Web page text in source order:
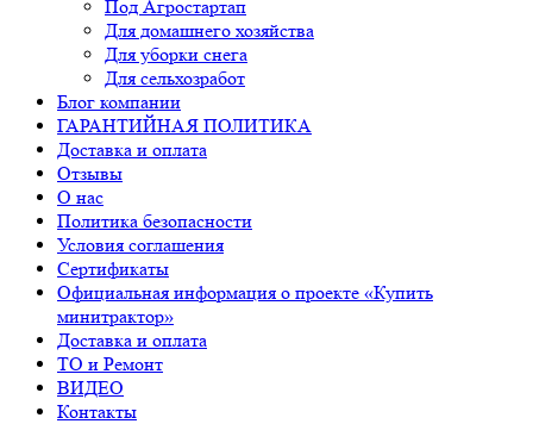
Под Агростартап
Для домашнего хозяйства
Для уборки снега
Для сельхозработ
Блог компании
ГАРАНТИЙНАЯ ПОЛИТИКА
Доставка и оплата
Отзывы
О нас
Политика безопасности
Условия соглашения
Сертификаты
Официальная информация о проекте «Купить
минитрактор»
Доставка и оплата
ТО и Ремонт
ВИДЕО
Контакты